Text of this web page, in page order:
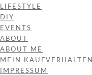
LIFESTYLE
DIY
EVENTS
ABOUT
ABOUT ME
MEIN KAUFVERHALTEN
IMPRESSUM